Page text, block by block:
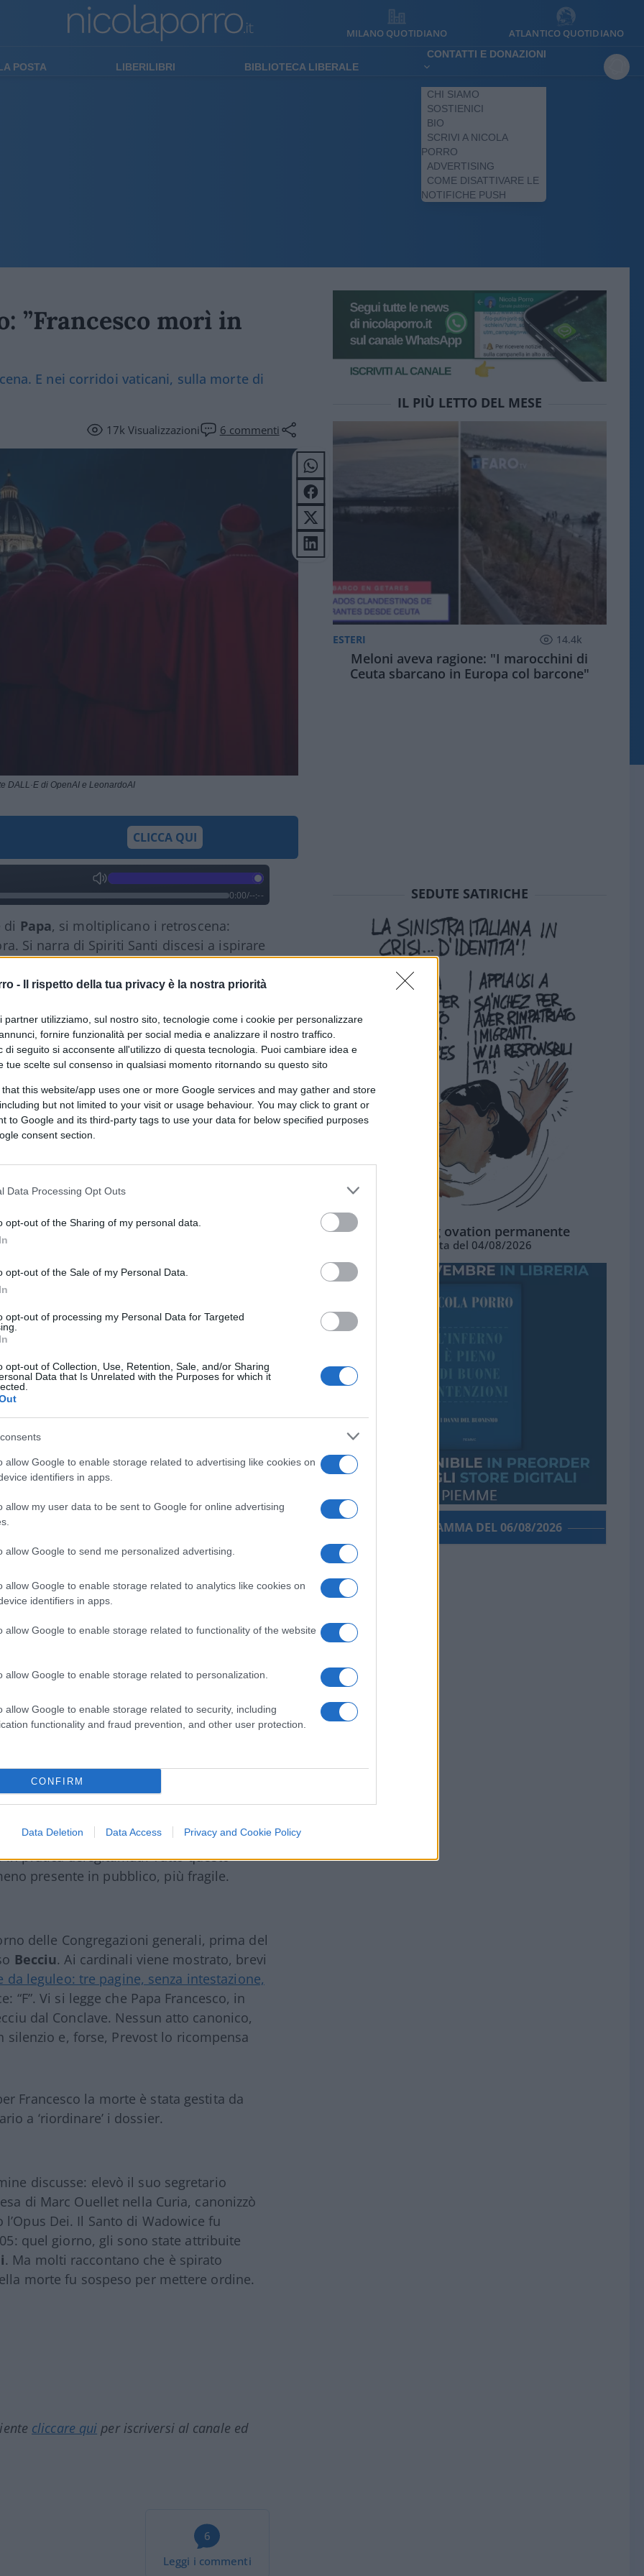
- Il rispetto della tua privacy è la nostra priorità
partner utilizziamo, sul nostro sito, tecnologie come i cookie per personalizzare
fornire funzionalità per social media e analizzare il nostro traffico.
di seguito si acconsente all'utilizzo di questa tecnologia. Puoi cambiare idea e
tue scelte sul consenso in qualsiasi momento ritornando su questo sito
that this website/app uses one or more Google services and may gather and store
but not limited to your visit or usage behaviour. You may click to grant or
to Google and its third-party tags to use your data for below specified purposes
consent section.
Data Processing Opt Outs
opt-out of the Sharing of my personal data.
opt-out of the Sale of my Personal Data.
opt-out of processing my Personal Data for Targeted
opt-out of Collection, Use, Retention, Sale, and/or Sharing
Data that Is Unrelated with the Purposes for which it
allow Google to enable storage related to advertising like cookies on
identifiers in apps.
allow my user data to be sent to Google for online advertising
allow Google to send me personalized advertising.
allow Google to enable storage related to analytics like cookies on
identifiers in apps.
allow Google to enable storage related to functionality of the website
allow Google to enable storage related to personalization.
allow Google to enable storage related to security, including
functionality and fraud prevention, and other user protection.
CONFIRM
Data Deletion Data Access Privacy and Cookie Policy
MILANO QUOTIDIANO ATLANTICO QUOTIDIANO
POSTA LIBERILIBRI BIBLIOTECA LIBERALE
CONTATTI E DONAZIONI
CHI SIAMO
SOSTIENICI
BIO
SCRIVI A NICOLA
PORRO
ADVERTISING
COME DISATTIVARE LE
NOTIFICHE PUSH
”Francesco morì in
E nei corridoi vaticani, sulla morte di
17kVisualizzazioni 6 commenti
DALL·E di OpenAI e LeonardoAI
CLICCA QUI
0:00/--:--
di Papa, si moltiplicano i retroscena:
Si narra di Spiriti Santi discesi a ispirare
il Soffio – come sempre – arriva da
tra l’ultimo respiro e la fumata
fatto di attese, manovre e omissioni. È lì
morte, come il voto, si veste di politica. Ci
e salmi, nel proprio letto, circondati da
quelli che esalano l’ultimo respiro
È quello che sembra sia accaduto a
ufficiali, senza incredibilmente il
sine veritate. Almeno fino a quando
è spirato alle ore 7:35 del 21 aprile
quelle stanze – oggi in smantellamento e
le valigie in mano verso la Domus
iniziano a filtrare narrazioni differenti. La
con un peggioramento rapido e
non deve morire”, pare ripetesse come
e il piano terra, in carrozzina
dal dolore, riportato con discrezione
incrociate, fronte serena. O almeno
per la conservazione
ufficiale verrà dato solo due
Camerlengo, il cardinale Kevin Farrell,
Ravelli. Ma in quelle due ore, la ‘scena’
si ritrova l’unico filtro tra Francesco e
i medici ufficiali,
commissario dellaGendarmeria
Uomo-ombra delle stanze
I due, in quelle ore, controllano
volontà del Santo Padre. Nei mesi
dal secondo piano di Santa
e decisioni sorprendenti
di dubbia ortodossia, viene
locali. Il cardinale Kasujja viene
verso la diplomazia africana. Interi
in pratica delegittimati. Tutto questo
presente in pubblico, più fragile.
delle Congregazioni generali, prima del
Becciu. Ai cardinali viene mostrato, brevi
leguleo: tre pagine, senza intestazione,
“F”. Vi si legge che Papa Francesco, in
dal Conclave. Nessun atto canonico,
e, forse, Prevost lo ricompensa
Francesco la morte è stata gestita da
a ‘riordinare’ i dossier.
discusse: elevò il suo segretario
di Marc Ouellet nella Curia, canonizzò
Dei. Il Santo di Wadowice fu
quel giorno, gli sono state attribuite
. Ma molti raccontano che è spirato
morte fu sospeso per mettere ordine.
cliccare qui per iscriversi al canale ed
6
Leggi i commenti
IL PIÙ LETTO DEL MESE
ESTERI 14.4k
Meloni aveva ragione: "I marocchini di
Ceuta sbarcano in Europa col barcone"
SEDUTE SATIRICHE
La standing ovation permanente
Vignetta del 04/08/2026
PORROGRAMMA DEL 06/08/2026